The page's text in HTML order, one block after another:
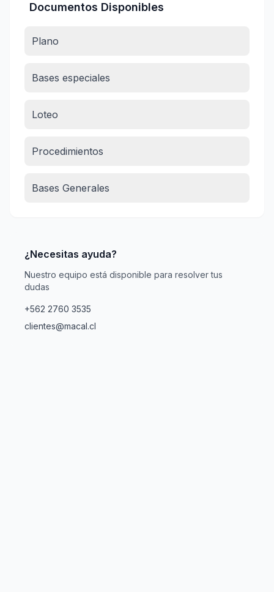
Documentos Disponibles
Plano
Bases especiales
Loteo
Procedimientos
Bases Generales
¿Necesitas ayuda?
Nuestro equipo está disponible para resolver tus
dudas
+562 2760 3535
clientes@macal.cl